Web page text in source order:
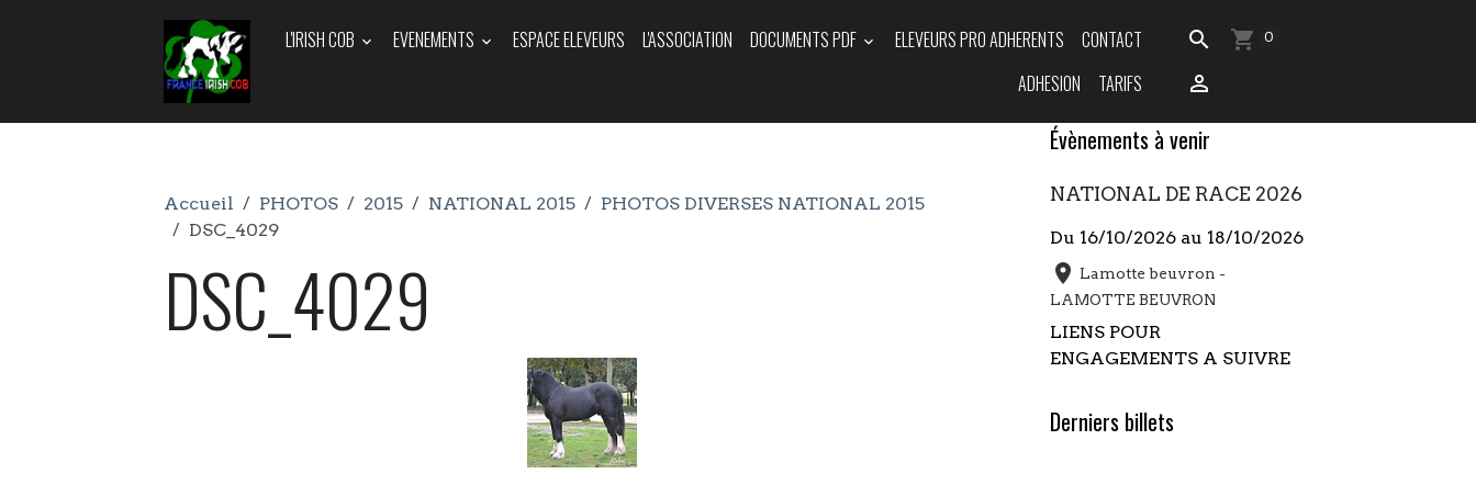
L'IRISH COB EVENEMENTS ESPACE ELEVEURS L'ASSOCIATION DOCUMENTS PDF ELEVEURS PRO ADHERENTS
CONTACT
ADHESION
TARIFS
0
Accueil PHOTOS 2015 NATIONAL 2015
PHOTOS DIVERSES NATIONAL 2015
DSC_4029
DSC_4029
Évènements à venir
NATIONAL DE RACE 2026
Du 16/10/2026 au 18/10/2026
Lamotte beuvron -
LAMOTTE BEUVRON
LIENS POUR
ENGAGEMENTS A SUIVRE
Derniers billets